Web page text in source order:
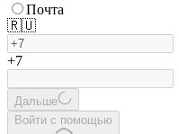
Почта
🇷🇺
+7
Дальше
Войти с помощью